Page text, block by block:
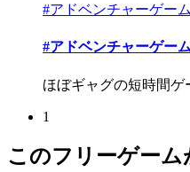
#アドベンチャーゲーム
#アドベンチャーゲーム
ほぼギャグの短時間ゲ
1
このフリーゲー